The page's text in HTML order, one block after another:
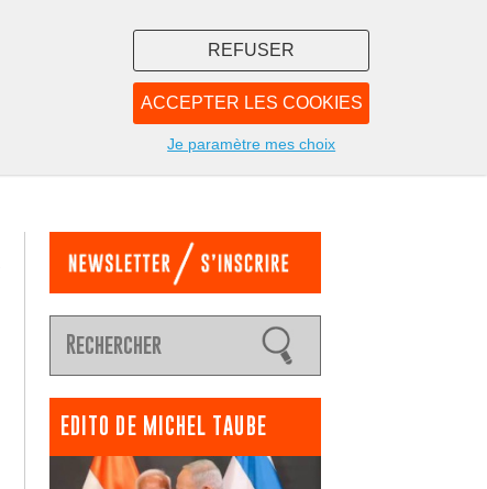
ACCEPTER LES COOKIES
REFUSER
Je paramètre mes choix
NOUS
EDITO DE MICHEL TAUBE